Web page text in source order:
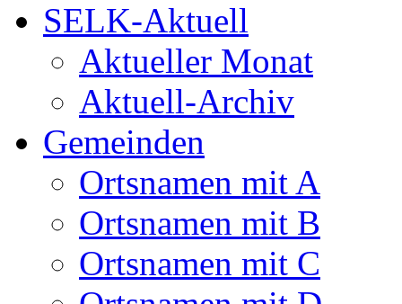
SELK-Aktuell
Aktueller Monat
Aktuell-Archiv
Gemeinden
Ortsnamen mit A
Ortsnamen mit B
Ortsnamen mit C